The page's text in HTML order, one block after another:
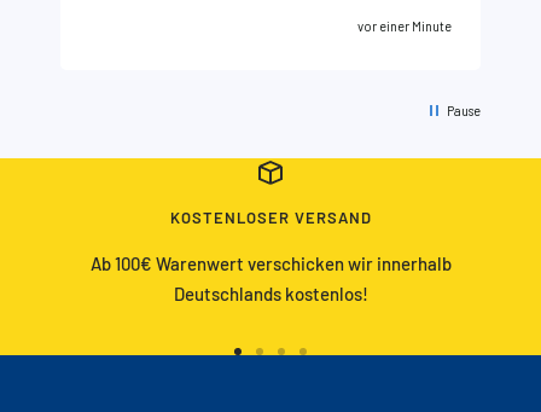
vor einer Minute
Pause
KOSTENLOSER VERSAND
Ab 100€ Warenwert verschicken wir innerhalb
Deutschlands kostenlos!